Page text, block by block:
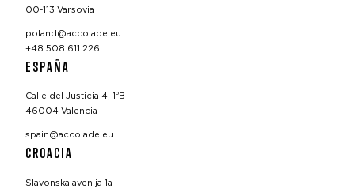
00-113 Varsovia
poland@accolade.eu
+48 508 611 226
ESPAÑA
Calle del Justicia 4, 1ºB
46004 Valencia
spain@accolade.eu
CROACIA
Slavonska avenija 1a